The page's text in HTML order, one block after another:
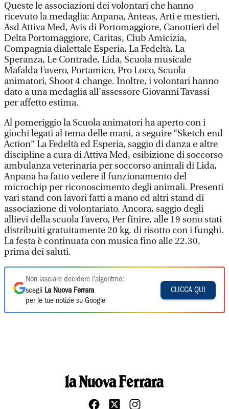
Queste le associazioni dei volontari che hanno
ricevuto la medaglia: Anpana, Anteas, Arti e mestieri,
Asd Attiva Med, Avis di Portomaggiore, Canottieri del
Delta Portomaggiore, Caritas, Club Amicizia,
Compagnia dialettale Esperia, La Fedeltà, La
Speranza, Le Contrade, Lida, Scuola musicale
Mafalda Favero, Portamico, Pro Loco, Scuola
animatori, Shoot 4 change. Inoltre, i volontari hanno
dato a una medaglia all’assessore Giovanni Tavassi
per affetto estima.
Al pomeriggio la Scuola animatori ha aperto con i
giochi legati al tema delle mani, a seguire “Sketch end
Action“ La Fedeltà ed Esperia, saggio di danza e altre
discipline a cura di Attiva Med, esibizione di soccorso
ambulanza veterinaria per soccorso animali di Lida,
Anpana ha fatto vedere il funzionamento del
microchip per riconoscimento degli animali. Presenti
vari stand con lavori fatti a mano ed altri stand di
associazione di volontariato. Ancora, saggio degli
allievi della scuola Favero, Per finire, alle 19 sono stati
distribuiti gratuitamente 20 kg. di risotto con i funghi.
La festa è continuata con musica fino alle 22.30,
prima dei saluti.
Non lasciare decidere l'algoritmo:
scegli La Nuova Ferrara
per le tue notizie su Google
CLICCA QUI